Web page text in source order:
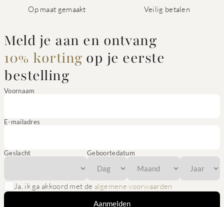
Op maat gemaakt Veilig betalen
Meld je aan en ontvang
10% korting op je eerste
bestelling
Voornaam
E-mailadres
Geslacht Geboortedatum
Ja, ik ga akkoord met de algemene voorwaarden
Aanmelden